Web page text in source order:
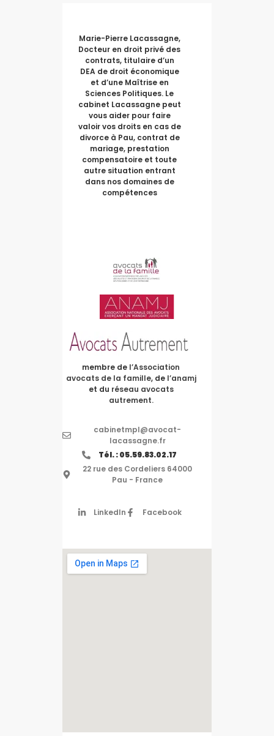
Marie-Pierre Lacassagne,
Docteur en droit privé des
contrats, titulaire d’un
DEA de droit économique
et d’une Maîtrise en
Sciences Politiques. Le
cabinet Lacassagne peut
vous aider pour faire
valoir vos droits en cas de
divorce à Pau, contrat de
mariage, prestation
compensatoire et toute
autre situation entrant
dans nos domaines de
compétences
membre de l’Association
avocats de la famille, de l’anamj
et du réseau avocats
autrement.
cabinetmpl@avocat-
lacassagne.fr
Tél. : 05.59.83.02.17
22 rue des Cordeliers 64000
Pau - France
LinkedIn Facebook